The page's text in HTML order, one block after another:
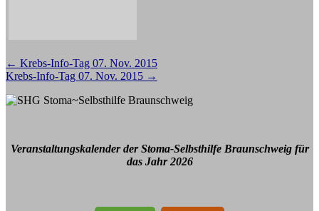
Beitragsnavigation
← Krebs-Info-Tag 07. Nov. 2015
Krebs-Info-Tag 07. Nov. 2015 →
Veranstaltungskalender der Stoma-Selbsthilfe Braunschweig für
das Jahr 2026